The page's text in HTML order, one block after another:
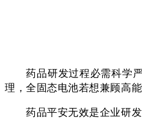
药品研发过程必需科学严
理，全固态电池若想兼顾高
药品平安无效是企业研发